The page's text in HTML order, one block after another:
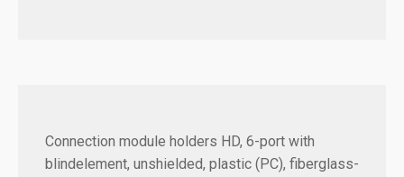
Connection module holders HD, 6-port with
blindelement, unshielded, plastic (PC), fiberglass-